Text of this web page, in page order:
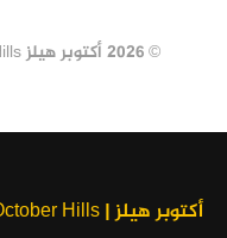
© 2026 أكتوبر هيلز October Hills
أكتوبر هيلز | October Hills